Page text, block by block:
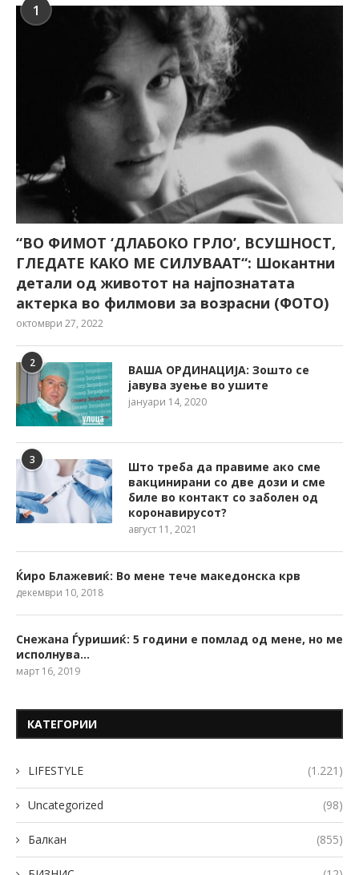
1
“ВО ФИМОТ ‘ДЛАБОКО ГРЛО’, ВСУШНОСТ,
ГЛЕДАТЕ КАКО МЕ СИЛУВААТ“: Шокантни
детали од животот на најпознатата
актерка во филмови за возрасни (ФОТО)
октомври 27, 2022
2
ВАША ОРДИНАЦИЈА: Зошто се
јавува зуење во ушите
јануари 14, 2020
3
Што треба да правиме ако сме
вакцинирани со две дози и сме
биле во контакт со заболен од
коронавирусот?
август 11, 2021
Ќиро Блажевиќ: Во мене тече македонска крв
декември 10, 2018
Снежана Ѓуришиќ: 5 години е помлад од мене, но ме
исполнува…
март 16, 2019
КАТЕГОРИИ
LIFESTYLE (1.221)
Uncategorized (98)
Балкан (855)